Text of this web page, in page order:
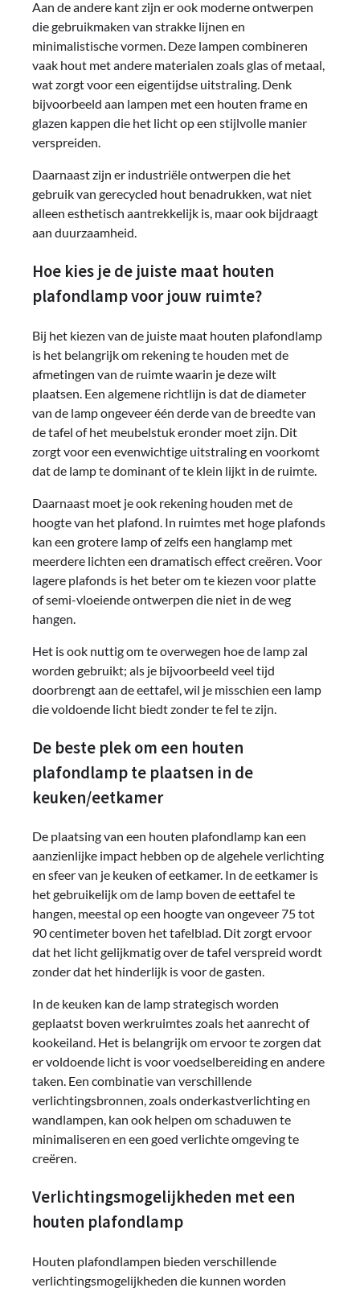
Aan de andere kant zijn er ook moderne ontwerpen
die gebruikmaken van strakke lijnen en
minimalistische vormen. Deze lampen combineren
vaak hout met andere materialen zoals glas of metaal,
wat zorgt voor een eigentijdse uitstraling. Denk
bijvoorbeeld aan lampen met een houten frame en
glazen kappen die het licht op een stijlvolle manier
verspreiden.
Daarnaast zijn er industriële ontwerpen die het
gebruik van gerecycled hout benadrukken, wat niet
alleen esthetisch aantrekkelijk is, maar ook bijdraagt
aan duurzaamheid.
Hoe kies je de juiste maat houten
plafondlamp voor jouw ruimte?
Bij het kiezen van de juiste maat houten plafondlamp
is het belangrijk om rekening te houden met de
afmetingen van de ruimte waarin je deze wilt
plaatsen. Een algemene richtlijn is dat de diameter
van de lamp ongeveer één derde van de breedte van
de tafel of het meubelstuk eronder moet zijn. Dit
zorgt voor een evenwichtige uitstraling en voorkomt
dat de lamp te dominant of te klein lijkt in de ruimte.
Daarnaast moet je ook rekening houden met de
hoogte van het plafond. In ruimtes met hoge plafonds
kan een grotere lamp of zelfs een hanglamp met
meerdere lichten een dramatisch effect creëren. Voor
lagere plafonds is het beter om te kiezen voor platte
of semi-vloeiende ontwerpen die niet in de weg
hangen.
Het is ook nuttig om te overwegen hoe de lamp zal
worden gebruikt; als je bijvoorbeeld veel tijd
doorbrengt aan de eettafel, wil je misschien een lamp
die voldoende licht biedt zonder te fel te zijn.
De beste plek om een houten
plafondlamp te plaatsen in de
keuken/eetkamer
De plaatsing van een houten plafondlamp kan een
aanzienlijke impact hebben op de algehele verlichting
en sfeer van je keuken of eetkamer. In de eetkamer is
het gebruikelijk om de lamp boven de eettafel te
hangen, meestal op een hoogte van ongeveer 75 tot
90 centimeter boven het tafelblad. Dit zorgt ervoor
dat het licht gelijkmatig over de tafel verspreid wordt
zonder dat het hinderlijk is voor de gasten.
In de keuken kan de lamp strategisch worden
geplaatst boven werkruimtes zoals het aanrecht of
kookeiland. Het is belangrijk om ervoor te zorgen dat
er voldoende licht is voor voedselbereiding en andere
taken. Een combinatie van verschillende
verlichtingsbronnen, zoals onderkastverlichting en
wandlampen, kan ook helpen om schaduwen te
minimaliseren en een goed verlichte omgeving te
creëren.
Verlichtingsmogelijkheden met een
houten plafondlamp
Houten plafondlampen bieden verschillende
verlichtingsmogelijkheden die kunnen worden